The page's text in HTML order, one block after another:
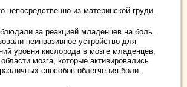
непосредственно из материнской груди.
за реакцией младенцев на боль.
неинвазивное устройство для
уровня кислорода в мозге младенцев,
мозга, которые активировались
способов облегчения боли.